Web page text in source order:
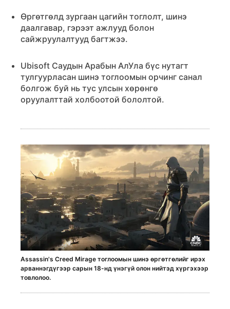
Өргөтгөлд зургаан цагийн тоглолт, шинэ
даалгавар, гэрээт ажлууд болон
сайжруулалтууд багтжээ.
Ubisoft Саудын Арабын АлУла бүс нутагт
тулгуурласан шинэ тоглоомын орчинг санал
болгож буй нь тус улсын хөрөнгө
оруулалттай холбоотой бололтой.
Assassin's Creed Mirage тоглоомын шинэ өргөтгөлийг ирэх
арваннэгдүгээр сарын 18-нд үнэгүй олон нийтэд хүргэхээр
товлолоо.